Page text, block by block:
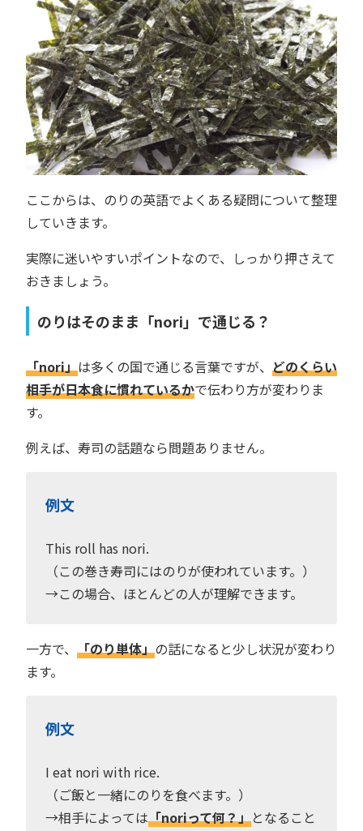
ここからは、のりの英語でよくある疑問について整理
していきます。
実際に迷いやすいポイントなので、しっかり押さえて
おきましょう。
のりはそのまま「nori」で通じる？
「nori」は多くの国で通じる言葉ですが、 どのくらい
相手が日本食に慣れているかで伝わり方が変わりま
す。
例えば、寿司の話題なら問題ありません。
例文
This roll has nori.
（この巻き寿司にはのりが使われています。）
→この場合、ほとんどの人が理解できます。
一方で、 「のり単体」の話になると少し状況が変わり
ます。
例文
I eat nori with rice.
（ご飯と一緒にのりを食べます。）
→相手によっては「noriって何？」となること